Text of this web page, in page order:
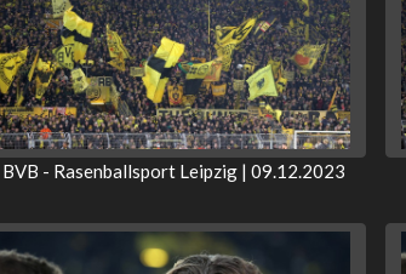
BVB - Rasenballsport Leipzig | 09.12.2023